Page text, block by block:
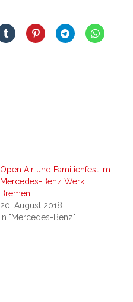
Open Air und Familienfest im
Mercedes-Benz Werk
Bremen
20. August 2018
In "Mercedes-Benz"